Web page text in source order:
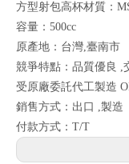
方型射包高杯材質：
容量：500cc
原產地：台灣,臺南市
競爭特點：品質優良 ,
受原廠委託代工製造
銷售方式：出口 ,製造
付款方式：T/T